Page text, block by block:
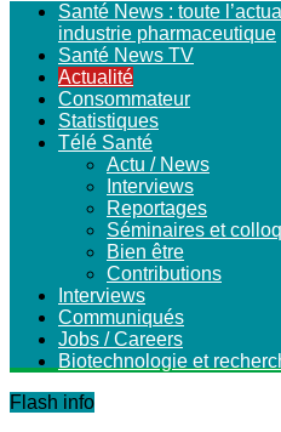
Santé News : toute
industrie pharmaceutique
Santé News TV
Actualité
Consommateur
Statistiques
Télé Santé
Actu / News
Interviews
Reportages
Séminaires et
Bien être
Contributions
Interviews
Communiqués
Jobs / Careers
Biotechnologie et
Flash info